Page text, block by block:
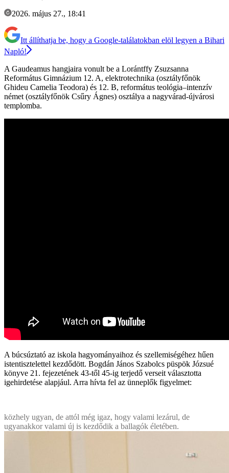
2026. május 27., 18:41
Itt állíthatja be, hogy a Google-találatokban elöl legyen a Bihari
Napló!
A Gaudeamus hangjaira vonult be a Lorántffy Zsuzsanna
Református Gimnázium 12. A, elektrotechnika (osztályfőnök
Ghideu Camelia Teodora) és 12. B, református teológia–intenzív
német (osztályfőnök Csűry Ágnes) osztálya a nagyvárad-újvárosi
templomba.
A búcsúztató az iskola hagyományaihoz és szellemiségéhez hűen
istentisztelettel kezdődött. Bogdán János Szabolcs püspök Józsué
könyve 21. fejezetének 43-től 45-ig terjedő verseit választotta
igehirdetése alapjául. Arra hívta fel az ünneplők figyelmet:
közhely ugyan, de attól még igaz, hogy valami lezárul, de
ugyanakkor valami új is kezdődik a ballagók életében.